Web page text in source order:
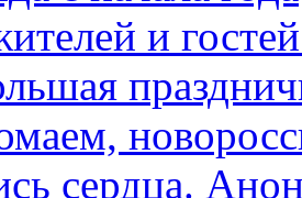
и
сердца.